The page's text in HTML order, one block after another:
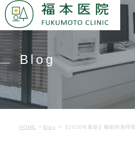
Blog
HOME Blog
【2026年最新】睡眠時無呼